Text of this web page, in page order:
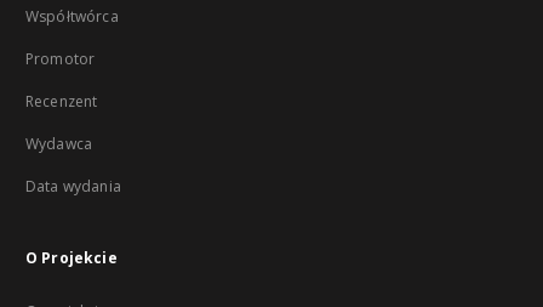
Współtwórca
Promotor
Recenzent
Wydawca
Data wydania
O Projekcie